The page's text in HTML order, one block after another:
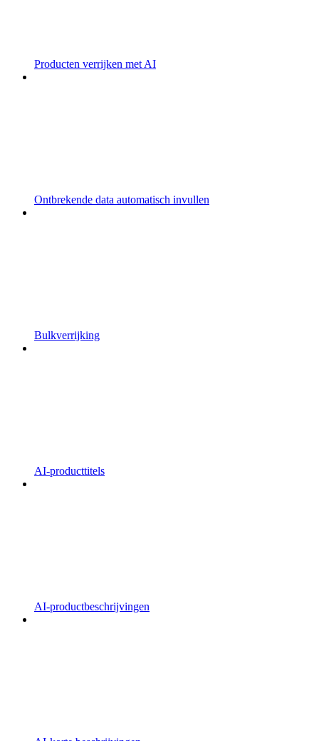
Producten verrijken met AI
Ontbrekende data automatisch invullen
Bulkverrijking
AI-producttitels
AI-productbeschrijvingen